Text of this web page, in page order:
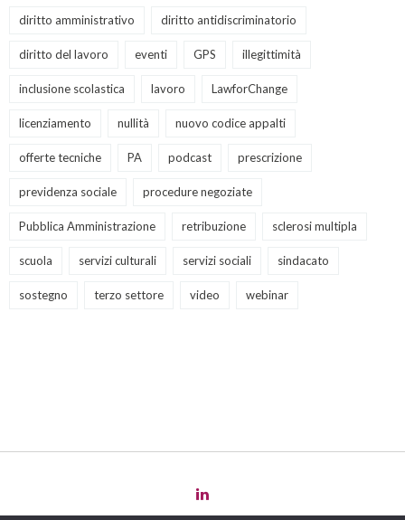
diritto amministrativo diritto antidiscriminatorio
diritto del lavoro eventi GPS illegittimità
inclusione scolastica lavoro LawforChange
licenziamento nullità nuovo codice appalti
offerte tecniche PA podcast prescrizione
previdenza sociale procedure negoziate
Pubblica Amministrazione retribuzione sclerosi multipla
scuola servizi culturali servizi sociali sindacato
sostegno terzo settore video webinar